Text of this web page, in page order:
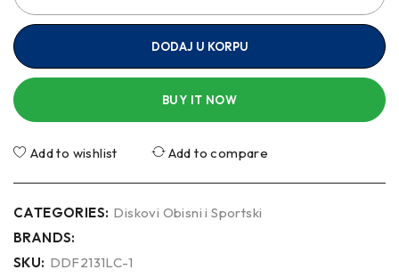
DODAJ U KORPU
BUY IT NOW
Add to wishlist Add to compare
CATEGORIES: Diskovi Obisni i Sportski
BRANDS:
SKU: DDF2131LC-1